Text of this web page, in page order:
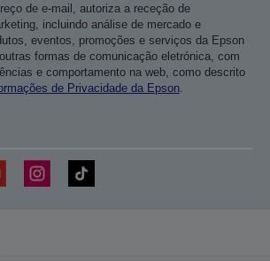
de e-mail, autoriza a receção de
incluindo análise de mercado e
eventos, promoções e serviços da Epson
formas de comunicação eletrónica, com
e comportamento na web, como descrito
de Privacidade da Epson